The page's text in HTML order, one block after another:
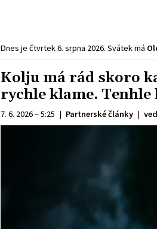
Dnes je čtvrtek6. srpna 2026. Svátek má
Kolju má rád skoro
rychle klame.
7. 6. 2026 – 5:25 | Partnerské články |